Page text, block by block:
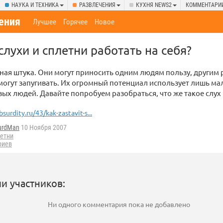
НАУКА И ТЕХНИКА РАЗВЛЕЧЕНИЯ КУХНЯ NEWS2
Лучшее Горячее Новое
и сплетни работать на себя?
штука. Они могут приносить одним людям пользу, другим
запугивать. Их огромный потенциал использует лишь
людей. Давайте попробуем разобраться, что же такое слух
43/kak-zastavit-s...
10 Ноября 2007
участников:
Ни одного комментария пока не добавлено